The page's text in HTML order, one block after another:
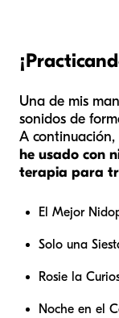
Una de mis
sonidos de
A
he usado con
terapia para
El Mejor Nido
Solo una
Rosie la
Noche en el